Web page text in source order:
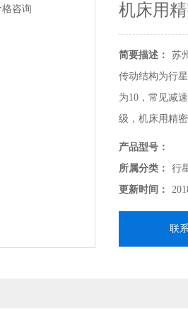
机床用
简要描述：
苏
传动结构为行
为10，常见减
级，机床用精
产品型号：
所属分类：
行
更新时间：
联